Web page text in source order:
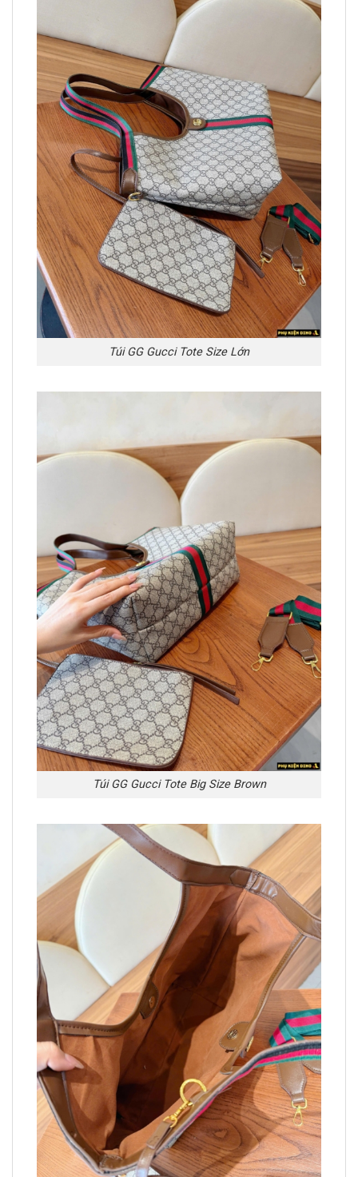
Túi GG Gucci Tote Size Lớn
Túi GG Gucci Tote Big Size Brown